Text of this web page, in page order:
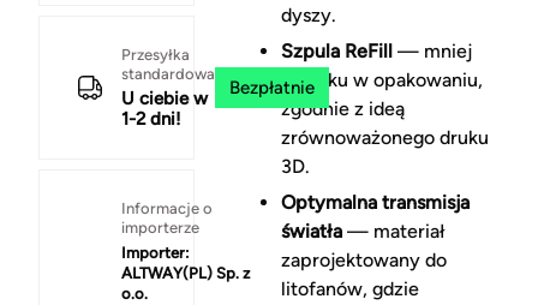
Przesyłka
standardowa
U ciebie w
1-2 dni!
Bezpłatnie
Informacje o
importerze
Importer:
ALTWAY(PL) Sp. z
o.o.
dyszy.
Szpula ReFill— mniej
plastiku w opakowaniu,
zgodnie z ideą
zrównoważonego druku
3D.
Optymalna transmisja
światła— materiał
zaprojektowany do
litofanów, gdzie